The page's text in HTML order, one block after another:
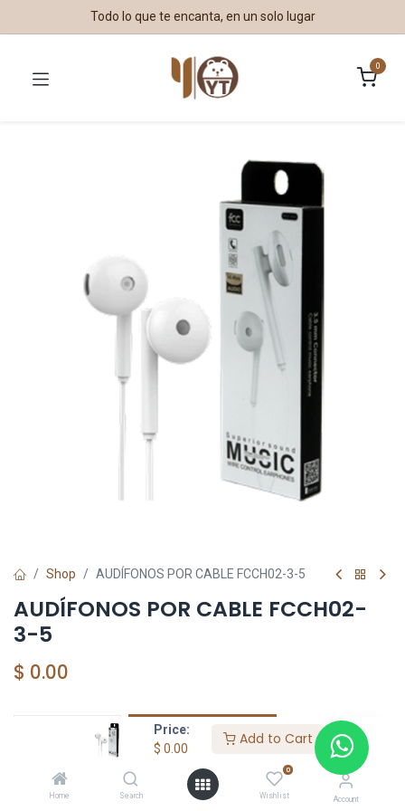
Price:
$ 0.00
Add to Cart
Home Search
0
Wishlist Account
Todo lo que te encanta, en un solo lugar
0
Shop AUDÍFONOS POR CABLE FCCH02-3-5
AUDÍFONOS POR CABLE FCCH02-
3-5
$ 0.00
Add to Cart
添加到收藏夹